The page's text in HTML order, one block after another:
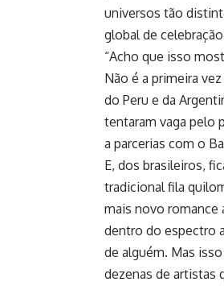
universos tão
global de
“Acho que isso
Não é a primeira
do Peru e da
tentaram vaga pelo
a parcerias com o
E, dos brasileiros,
tradicional fila
mais novo romance
dentro do espectro
de alguém. Mas
dezenas de artistas